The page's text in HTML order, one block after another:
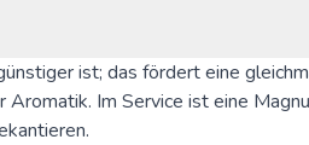
ist; das fördert eine
Im Service ist eine